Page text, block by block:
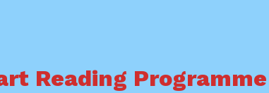
Reading Programme